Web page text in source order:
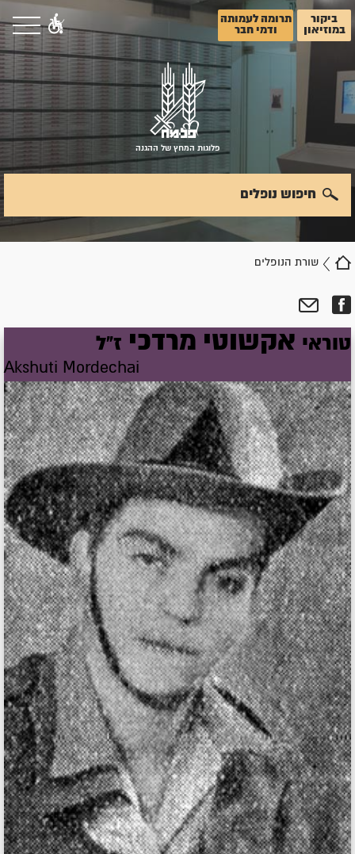
ביקור
במוזיאון
תרומה לעמותה
ודמי חבר
פלוגות המחץ של ההגנה
שורת הנופלים
חיפוש נופלים
טוראי אקשוטי מרדכי ז"ל
Akshuti Mordechai